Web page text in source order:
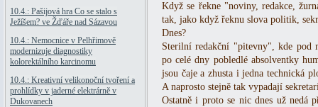
10.4.: Pašijová hra Co se stalo s
Ježíšem? ve Žďáře nad Sázavou
10.4.: Nemocnice v Pelhřimově
modernizuje diagnostiky
kolorektálního karcinomu
10.4.: Kreativní velikonoční tvoření a
prohlídky v jaderné elektrárně v
Dukovanech
Když se řekne "noviny, redakce,
tak, jako když řeknu slova politik,
Dnes?
Sterilní redakční "pitevny", kde pod
po celé dny pobledlé absolventky
jsou čaje a zhusta i jedna technická
A naprosto stejně tak vypadají
Ostatně i proto se nic dnes už nedá